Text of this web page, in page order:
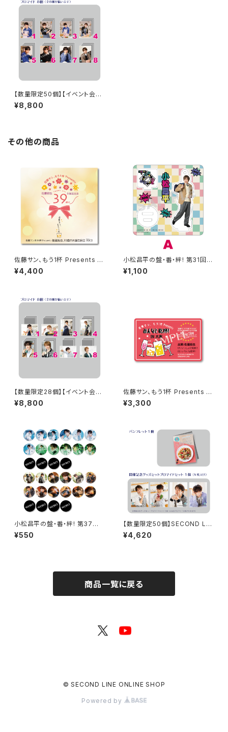
【数量限定50個】【イベント会場
特典付き】SECOND LINE Pre
sents みんなに会いに行くよ!
¥8,800
その他の商品
佐藤サン、もう1杯 Presents 佐
藤拓也、39歳のお誕生日会 39
（Thank you）CD
¥4,400
小松昌平の盤・番・絆! 第31回、
第32回 アクリルスタンド A
¥1,100
【数量限定28個】【イベント会場
特典付き】SECOND LINE Pre
sents みんなに会いに行くよ!
¥8,800
佐藤サン、もう1杯 Presents み
んなに会いに行くよ！IN 大阪 乾
杯トーク音源「みんなと乾杯! IN
¥3,300
小松昌平の盤・番・絆! 第37回、
第38回 缶バッジ ※ランダム
販売
¥550
【数量限定50個】SECOND LIN
E Presents みんなに会いに行
くよ! 第45回 in 静岡 開催記念
¥4,620
商品一覧に戻る
© SECOND LINE ONLINE SHOP
Powered by